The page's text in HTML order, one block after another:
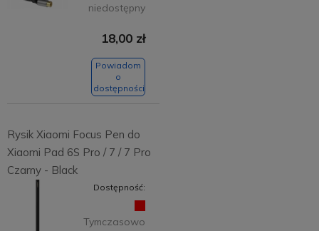
niedostępny
18,00 zł
Powiadom
o
dostępności
Rysik Xiaomi Focus Pen do
Xiaomi Pad 6S Pro / 7 / 7 Pro
Czarny - Black
Dostępność:
Tymczasowo